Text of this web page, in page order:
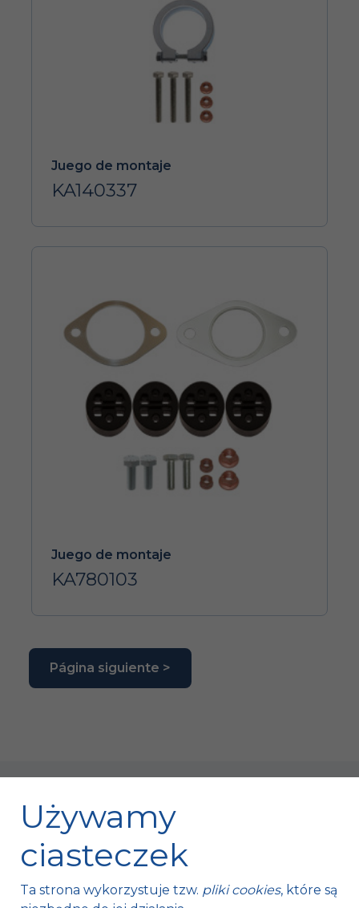
Juego de montaje
KA140337
Juego de montaje
KA780103
Página siguiente >
Używamy
ciasteczek
Ta strona wykorzystuje tzw. pliki cookies, które są